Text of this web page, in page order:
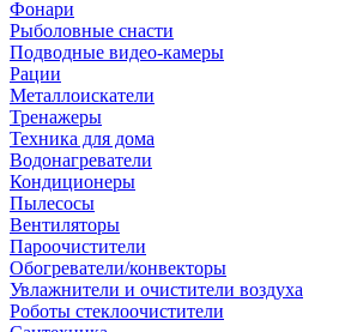
Фонари
Рыболовные снасти
Подводные видео-камеры
Рации
Металлоискатели
Тренажеры
Техника для дома
Водонагреватели
Кондиционеры
Пылесосы
Вентиляторы
Пароочистители
Обогреватели/конвекторы
Увлажнители и очистители воздуха
Роботы стеклоочистители